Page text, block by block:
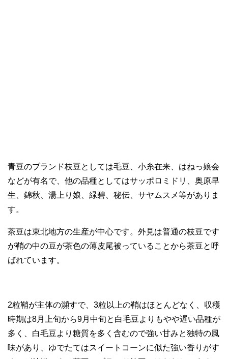
青豆のブランド枝豆としては毛豆、小糸在来、はねっ娘会
などが有名で、他の品種としてはサッポロミドリ、奥原早
生、錦秋、湯上り娘、緑碧、秘伝、サヤムスメ等がありま
す。
茶豆は東北地方の生産が中心です。外見は普通の枝豆です
が鞘の中の豆が茶色の薄皮尾被っていることから茶豆と呼
ばれています。
2粒鞘が主体の瀕すで、3粒以上の鞘はほとんどなく、収穫
時期は8月上旬から9月中旬と白毛豆よりもやや遅い品種が
多く、白毛豆より糖質を多く含むので強い甘みと独特の風
味があり、ゆでたてはスイートコーンに似た強い香りがす